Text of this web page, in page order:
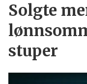
Solgte
stuper